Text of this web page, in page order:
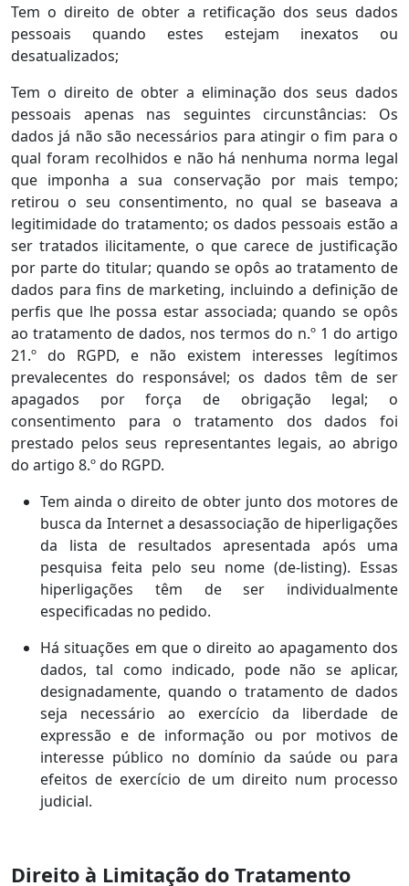
Tem o direito de obter a retificação dos seus dados
pessoais quando estes estejam inexatos ou
desatualizados;
Tem o direito de obter a eliminação dos seus dados
pessoais apenas nas seguintes circunstâncias: Os
dados já não são necessários para atingir o fim para o
qual foram recolhidos e não há nenhuma norma legal
que imponha a sua conservação por mais tempo;
retirou o seu consentimento, no qual se baseava a
legitimidade do tratamento; os dados pessoais estão a
ser tratados ilicitamente, o que carece de justificação
por parte do titular; quando se opôs ao tratamento de
dados para fins de marketing, incluindo a definição de
perfis que lhe possa estar associada; quando se opôs
ao tratamento de dados, nos termos do n.º 1 do artigo
21.º do RGPD, e não existem interesses legítimos
prevalecentes do responsável; os dados têm de ser
apagados por força de obrigação legal; o
consentimento para o tratamento dos dados foi
prestado pelos seus representantes legais, ao abrigo
do artigo 8.º do RGPD.
Tem ainda o direito de obter junto dos motores de
busca da Internet a desassociação de hiperligações
da lista de resultados apresentada após uma
pesquisa feita pelo seu nome (de-listing). Essas
hiperligações têm de ser individualmente
especificadas no pedido.
Há situações em que o direito ao apagamento dos
dados, tal como indicado, pode não se aplicar,
designadamente, quando o tratamento de dados
seja necessário ao exercício da liberdade de
expressão e de informação ou por motivos de
interesse público no domínio da saúde ou para
efeitos de exercício de um direito num processo
judicial.
Direito à Limitação do Tratamento